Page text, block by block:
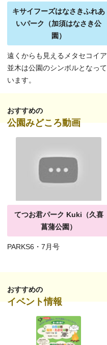
キサイフーズはなさきふれあ
いパーク（加須はなさき公
園）
遠くからも見えるメタセコイア
並木は公園のシンボルとなって
います。
おすすめの
公園みどころ動画
てつお君パーク Kuki（久喜
菖蒲公園）
PARKS6・7月号
おすすめの
イベント情報